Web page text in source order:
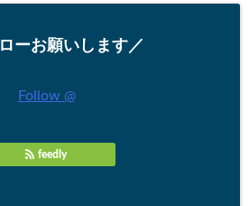
ーお願いします／
Follow @
feedly